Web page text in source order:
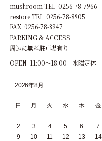
mushroom TEL 0256-78-7966
restore TEL 0256-78-8905
FAX 0256-78-8947
PARKING & ACCESS
周辺に無料駐車場有り
OPEN 11:00～18:00 水曜定休
2026年8月
日 月 火 水 木 金
2
3 4 5 6 7
9
10 11 12 13 14